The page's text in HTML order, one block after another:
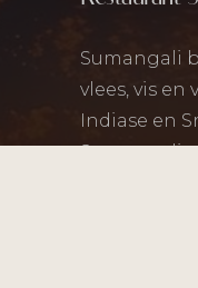
Sumangali
vlees, vis
Indiase en
Sumangali